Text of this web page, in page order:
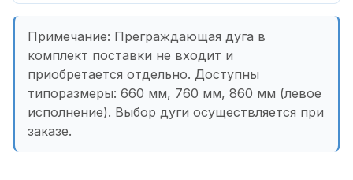
Примечание: Преграждающая дуга в
комплект поставки не входит и
приобретается отдельно. Доступны
типоразмеры: 660 мм, 760 мм, 860 мм (левое
исполнение). Выбор дуги осуществляется при
заказе.